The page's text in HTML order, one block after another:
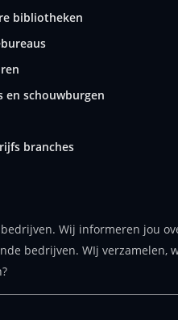
bibliotheken
en schouwburgen
branches
Wij informeren jou
bedrijven. WIj verzamelen,